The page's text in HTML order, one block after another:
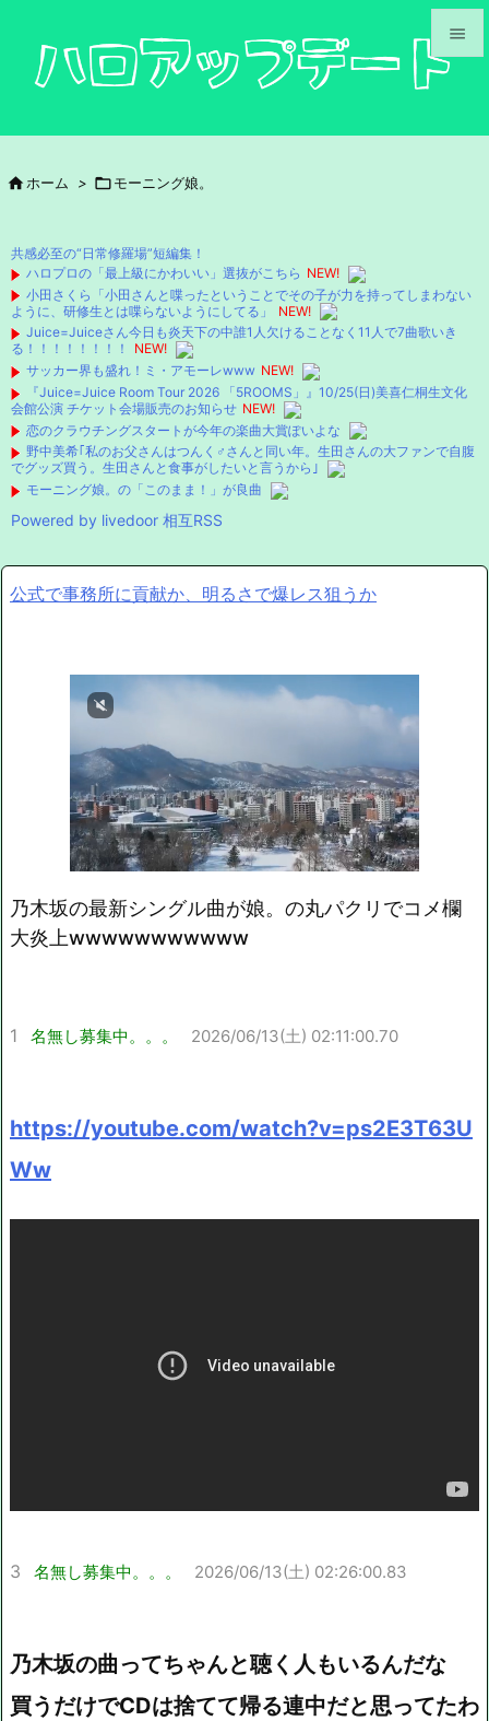




検索
 ホーム > モーニング娘。
共感必至の“日常修羅場”短編集！
ハロプロの「最上級にかわいい」選抜がこちら NEW!
小田さくら「小田さんと喋ったということでその子が力を持ってしまわない
ように、研修生とは喋らないようにしてる」
NEW!
Juice=Juiceさん今日も炎天下の中誰1人欠けることなく11人で7曲歌いき
る！！！！！！！！
NEW!
サッカー界も盛れ！ミ・アモーレwww NEW!
『Juice=Juice Room Tour 2026 「5ROOMS」』10/25(日)美喜仁桐生文化
会館公演 チケット会場販売のお知らせ NEW!
恋のクラウチングスタートが今年の楽曲大賞ぽいよな
野中美希｢私のお父さんはつんく♂さんと同い年。生田さんの大ファンで自腹
でグッズ買う。生田さんと食事がしたいと言うから｣
モーニング娘。の「このまま！」が良曲
Powered by livedoor 相互RSS
公式で事務所に貢献か、明るさで爆レス狙うか
乃木坂の最新シングル曲が娘。の丸パクリでコメ欄
大炎上wwwwwwwwwww
1 名無し募集中。。。 2026/06/13(土) 02:11:00.70
https://youtube.com/watch?v=ps2E3T63U
Ww
3 名無し募集中。。。 2026/06/13(土) 02:26:00.83
乃木坂の曲ってちゃんと聴く人もいるんだな
買うだけでCDは捨てて帰る連中だと思ってたわ